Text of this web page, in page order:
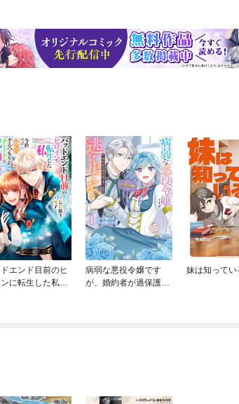
エンド目前のヒ
ンに転生した私、
病弱な悪役令嬢です
が、婚約者が過保護す
妹は知ってい